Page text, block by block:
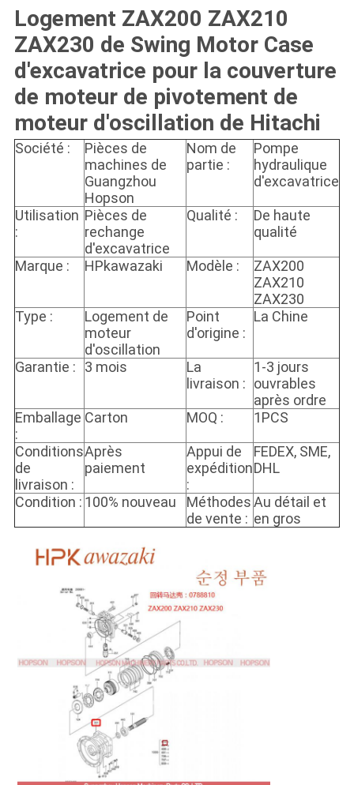
Logement ZAX200 ZAX210
ZAX230 de Swing Motor Case
d'excavatrice pour la couverture
de moteur de pivotement de
moteur d'oscillation de Hitachi
Société :
Pièces de
machines de
Guangzhou
Hopson
Nom de
partie :
Pompe
hydraulique
d'excavatrice
Utilisation
:
Pièces de
rechange
d'excavatrice
Qualité :
De haute
qualité
Marque : HPkawazaki Modèle :
ZAX200
ZAX210
ZAX230
Type :
Logement de
moteur
d'oscillation
Point
d'origine :
La Chine
Garantie : 3 mois
La
livraison :
1-3 jours
ouvrables
après ordre
Emballage
:
Carton MOQ : 1PCS
Conditions
de
livraison :
Après
paiement
Appui de
expédition
:
FEDEX, SME,
DHL
Condition : 100% nouveau
Méthodes
de vente :
Au détail et
en gros